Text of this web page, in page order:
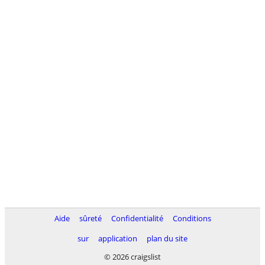
Aide sûreté Confidentialité
Conditions
sur
application
plan du site
© 2026 craigslist